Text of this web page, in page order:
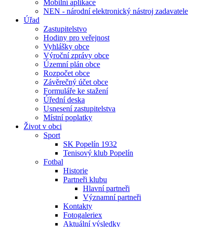
Mobilní aplikace
NEN - národní elektronický nástroj zadavatele
Úřad
Zastupitelstvo
Hodiny pro veřejnost
Vyhlášky obce
Výroční zprávy obce
Územní plán obce
Rozpočet obce
Závěrečný účet obce
Formuláře ke stažení
Úřední deska
Usnesení zastupitelstva
Místní poplatky
Život v obci
Sport
SK Popelín 1932
Tenisový klub Popelín
Fotbal
Historie
Partneři klubu
Hlavní partneři
Významní partneři
Kontakty
Fotogaleriex
Aktuální výsledky